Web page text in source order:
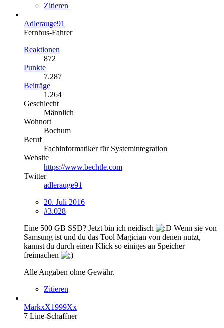
Zitieren
Adlerauge91
Fernbus-Fahrer
Reaktionen
872
Punkte
7.287
Beiträge
1.264
Geschlecht
Männlich
Wohnort
Bochum
Beruf
Fachinformatiker für Systemintegration
Website
https://www.bechtle.com
Twitter
adlerauge91
20. Juli 2016
#3.028
Eine 500 GB SSD? Jetzt bin ich neidisch
Wenn sie von
Samsung ist und du das Tool Magician von denen nutzt,
kannst du durch einen Klick so einiges an Speicher
freimachen
Alle Angaben ohne Gewähr.
Zitieren
MarkxX1999Xx
7 Line-Schaffner